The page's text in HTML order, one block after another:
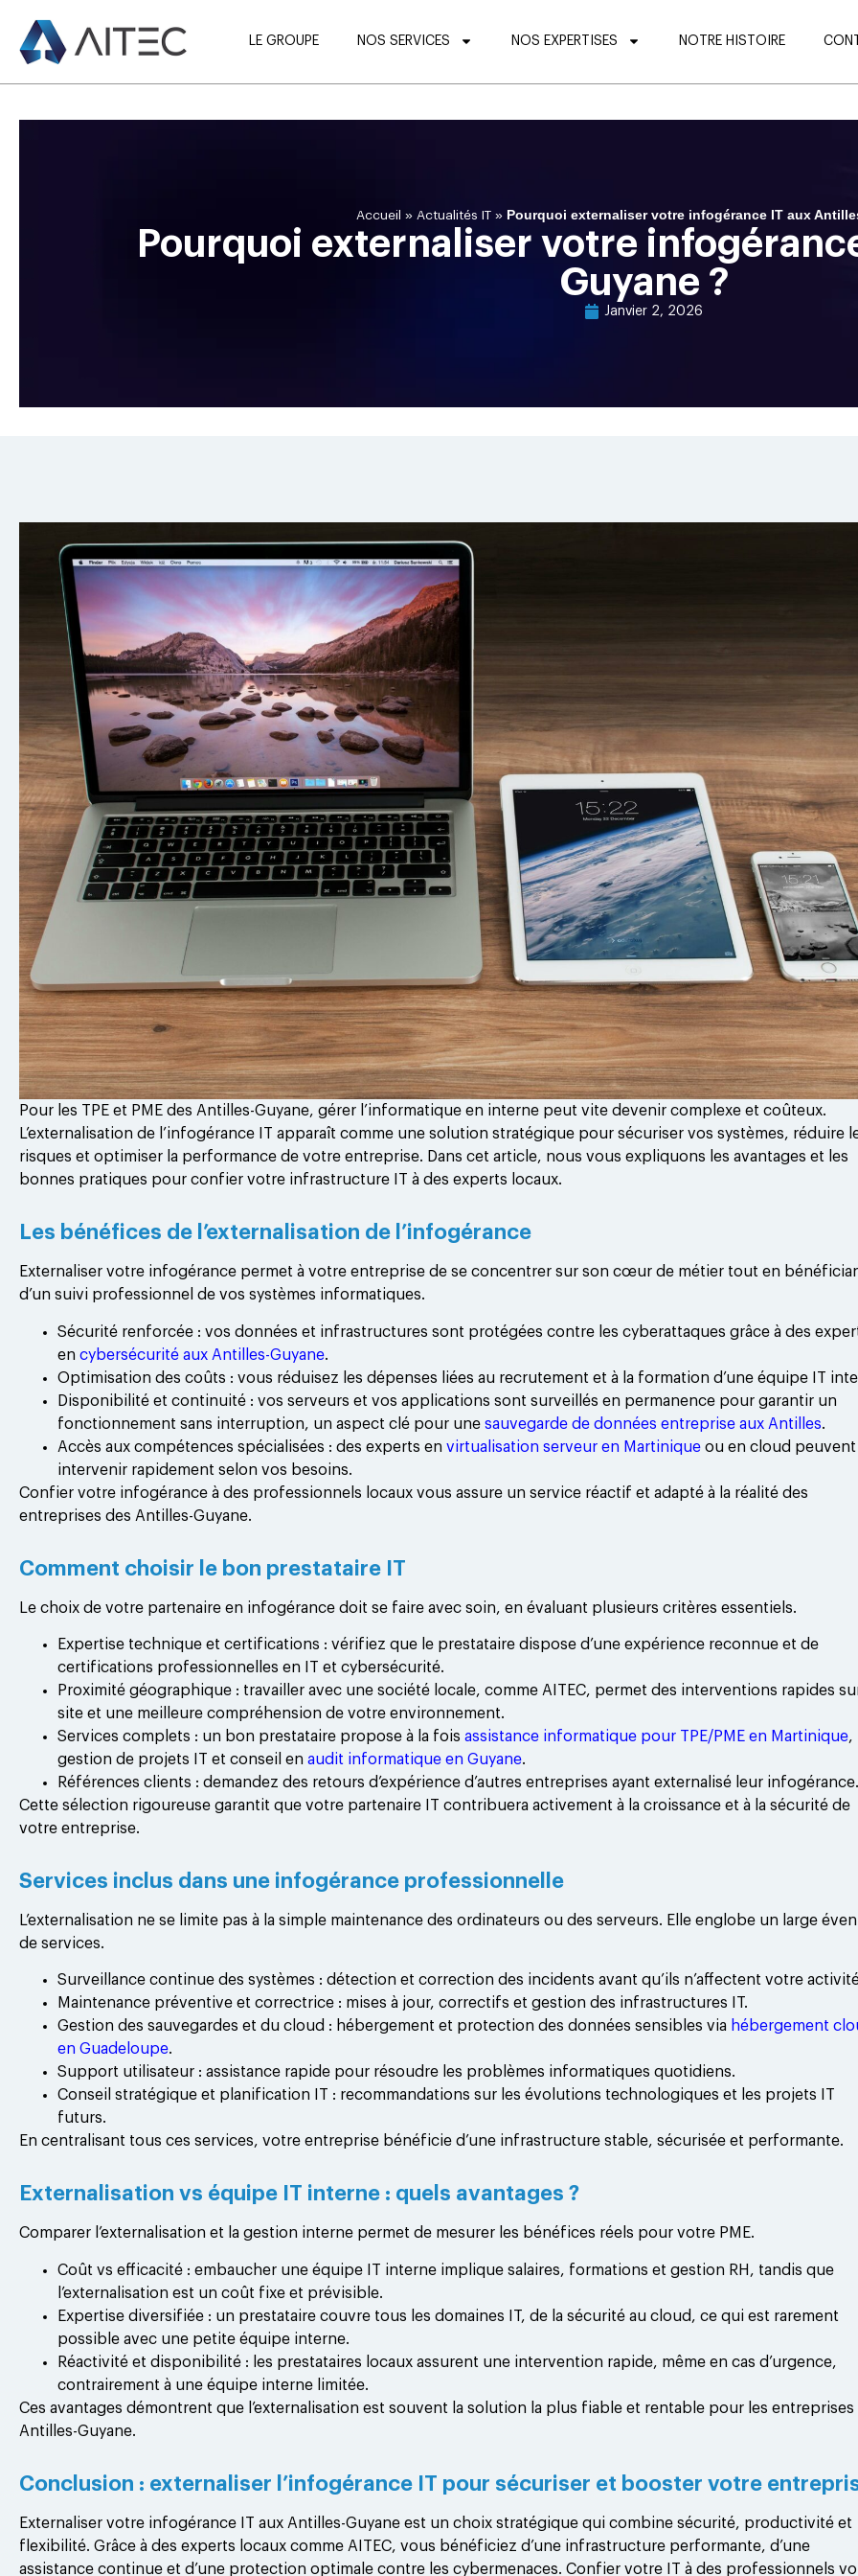
LE GROUPE NOS SERVICES NOS EXPERTISES NOTRE HISTOIRE
Accueil » Actualités IT» Pourquoi externaliser votre infogérance IT aux
Pourquoi externaliser votre
Guyane ?
Janvier 2, 2026
Pour les TPE et PME des Antilles-Guyane, gérer l’informatique en interne peut vite devenir complexe et coûteux.
L’externalisation de l’infogérance IT apparaît comme une solution stratégique pour sécuriser vos systèmes, réduire
risques et optimiser la performance de votre entreprise. Dans cet article, nous vous expliquons les avantages et les
bonnes pratiques pour confier votre infrastructure IT à des experts locaux.
Les bénéfices de l’externalisation de l’infogérance
Externaliser votre infogérance permet à votre entreprise de se concentrer sur son cœur de métier tout en
d’un suivi professionnel de vos systèmes informatiques.
Sécurité renforcée : vos données et infrastructures sont protégées contre les cyberattaques grâce à des
en cybersécurité aux Antilles-Guyane.
Optimisation des coûts : vous réduisez les dépenses liées au recrutement et à la formation d’une équipe IT
Disponibilité et continuité : vos serveurs et vos applications sont surveillés en permanence pour garantir un
fonctionnement sans interruption, un aspect clé pour une sauvegarde de données entreprise aux Antilles.
Accès aux compétences spécialisées : des experts en virtualisation serveur en Martinique ou en cloud peuvent
intervenir rapidement selon vos besoins.
Confier votre infogérance à des professionnels locaux vous assure un service réactif et adapté à la réalité des
entreprises des Antilles-Guyane.
Comment choisir le bon prestataire IT
Le choix de votre partenaire en infogérance doit se faire avec soin, en évaluant plusieurs critères essentiels.
Expertise technique et certifications : vérifiez que le prestataire dispose d’une expérience reconnue et de
certifications professionnelles en IT et cybersécurité.
Proximité géographique : travailler avec une société locale, comme AITEC, permet des interventions rapides
site et une meilleure compréhension de votre environnement.
Services complets : un bon prestataire propose à la fois assistance informatique pour TPE/PME en Martinique,
gestion de projets IT et conseil en audit informatique en Guyane.
Références clients : demandez des retours d’expérience d’autres entreprises ayant externalisé leur infogérance.
Cette sélection rigoureuse garantit que votre partenaire IT contribuera activement à la croissance et à la sécurité de
votre entreprise.
Services inclus dans une infogérance professionnelle
L’externalisation ne se limite pas à la simple maintenance des ordinateurs ou des serveurs. Elle englobe un large
de services.
Surveillance continue des systèmes : détection et correction des incidents avant qu’ils n’affectent votre
Maintenance préventive et correctrice : mises à jour, correctifs et gestion des infrastructures IT.
Gestion des sauvegardes et du cloud : hébergement et protection des données sensibles via hébergement
en Guadeloupe.
Support utilisateur : assistance rapide pour résoudre les problèmes informatiques quotidiens.
Conseil stratégique et planification IT : recommandations sur les évolutions technologiques et les projets IT
futurs.
En centralisant tous ces services, votre entreprise bénéficie d’une infrastructure stable, sécurisée et performante.
Externalisation vs équipe IT interne : quels avantages ?
Comparer l’externalisation et la gestion interne permet de mesurer les bénéfices réels pour votre PME.
Coût vs efficacité : embaucher une équipe IT interne implique salaires, formations et gestion RH, tandis que
l’externalisation est un coût fixe et prévisible.
Expertise diversifiée : un prestataire couvre tous les domaines IT, de la sécurité au cloud, ce qui est rarement
possible avec une petite équipe interne.
Réactivité et disponibilité : les prestataires locaux assurent une intervention rapide, même en cas d’urgence,
contrairement à une équipe interne limitée.
Ces avantages démontrent que l’externalisation est souvent la solution la plus fiable et rentable pour les entreprises
Antilles-Guyane.
Conclusion : externaliser l’infogérance IT pour sécuriser et booster votre
Externaliser votre infogérance IT aux Antilles-Guyane est un choix stratégique qui combine sécurité, productivité et
flexibilité. Grâce à des experts locaux comme AITEC, vous bénéficiez d’une infrastructure performante, d’une
assistance continue et d’une protection optimale contre les cybermenaces. Confier votre IT à des professionnels